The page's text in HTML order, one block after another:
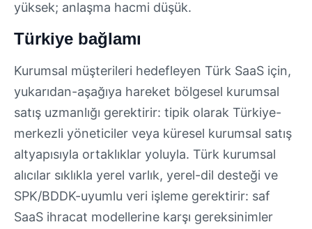
yüksek; anlaşma hacmi düşük.
Türkiye bağlamı
Kurumsal müşterileri hedefleyen Türk SaaS için,
yukarıdan-aşağıya hareket bölgesel kurumsal
satış uzmanlığı gerektirir: tipik olarak Türkiye-
merkezli yöneticiler veya küresel kurumsal satış
altyapısıyla ortaklıklar yoluyla. Türk kurumsal
alıcılar sıklıkla yerel varlık, yerel-dil desteği ve
SPK/BDDK-uyumlu veri işleme gerektirir: saf
SaaS ihracat modellerine karşı gereksinimler